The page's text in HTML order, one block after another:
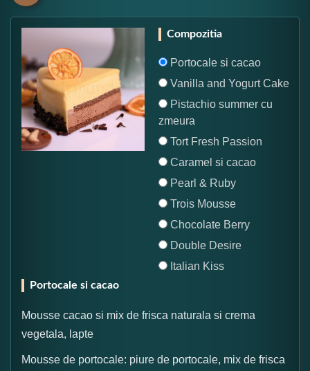
Compozitia
Portocale si cacao
Vanilla and Yogurt Cake
Pistachio summer cu
zmeura
Tort Fresh Passion
Caramel si cacao
Pearl & Ruby
Trois Mousse
Chocolate Berry
Double Desire
Italian Kiss
Portocale si cacao
Mousse cacao si mix de frisca naturala si crema
vegetala, lapte
Mousse de portocale: piure de portocale, mix de frisca